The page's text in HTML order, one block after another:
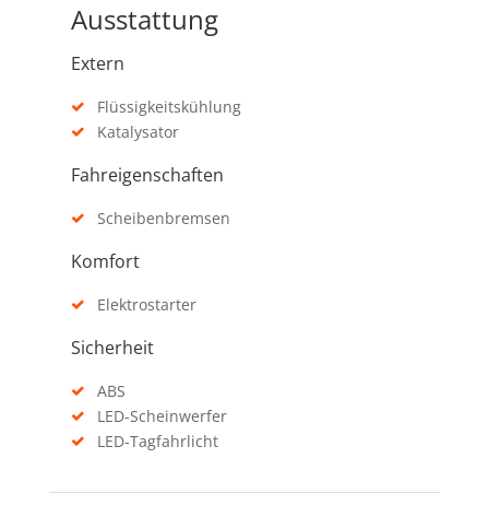
Ausstattung
Extern
Flüssigkeitskühlung
Katalysator
Fahreigenschaften
Scheibenbremsen
Komfort
Elektrostarter
Sicherheit
ABS
LED-Scheinwerfer
LED-Tagfahrlicht